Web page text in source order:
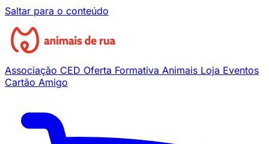
Saltar para o conteúdo
Associação CED Oferta Formativa Animais Loja Eventos
Cartão Amigo